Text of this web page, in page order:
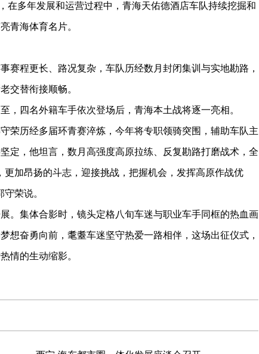
在多年发展和运营过程中，青海天佑德酒店车队持续挖掘和
青海体育名片。
程更长、路况复杂，车队历经数月封闭集训与实地勘路，
交替衔接顺畅。
四名外籍车手依次登场后，青海本土战将逐一亮相。
历经多届环青赛淬炼，今年将专职领骑突围，辅助车队主
定，他坦言，数月高强度高原拉练、反复勘路打磨战术，全
加昂扬的斗志，迎接挑战，把握机会，发挥高原作战优
荣说。
集体合影时，镜头定格八旬车迷与职业车手同框的热血画
想奋勇向前，耄耋车迷坚守热爱一路相伴，这场出征仪式，
情的生动缩影。